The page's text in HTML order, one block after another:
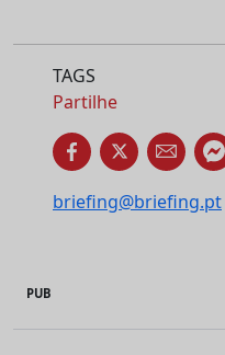
TAGS
Partilhe
briefing@briefing.pt
PUB